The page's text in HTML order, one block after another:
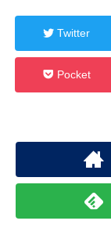
Twitter
Pocket